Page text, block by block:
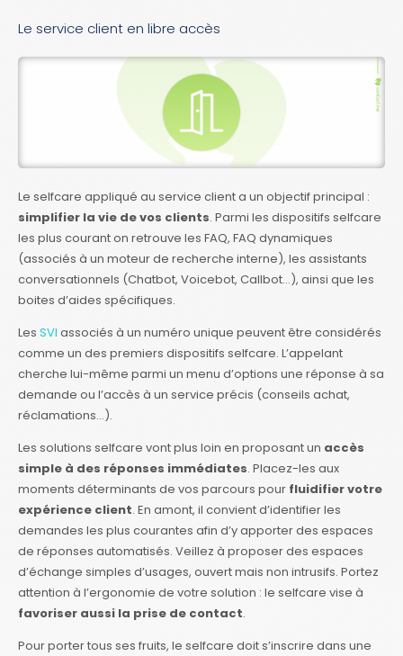
Le service client en libre accès
Le selfcare appliqué au service client a un objectif principal :
simplifier la vie de vos clients. Parmi les dispositifs selfcare
les plus courant on retrouve les FAQ, FAQ dynamiques
(associés à un moteur de recherche interne), les assistants
conversationnels (Chatbot, Voicebot, Callbot…), ainsi que les
boites d’aides spécifiques.
Les SVI associés à un numéro unique peuvent être considérés
comme un des premiers dispositifs selfcare. L’appelant
cherche lui-même parmi un menu d’options une réponse à sa
demande ou l’accès à un service précis (conseils achat,
réclamations…).
Les solutions selfcare vont plus loin en proposant un accès
simple à des réponses immédiates. Placez-les aux
moments déterminants de vos parcours pour fluidifier votre
expérience client. En amont, il convient d’identifier les
demandes les plus courantes afin d’y apporter des espaces
de réponses automatisés. Veillez à proposer des espaces
d’échange simples d’usages, ouvert mais non intrusifs. Portez
attention à l’ergonomie de votre solution : le selfcare vise à
favoriser aussi la prise de contact.
Pour porter tous ses fruits, le selfcare doit s’inscrire dans une